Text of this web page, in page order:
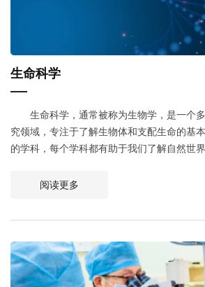
生命科学
生命科学，通常被称为生物学，是一个
究领域，专注于了解生物体和支配生命的基
的学科，每个学科都有助于我们了解自然世
阅读更多